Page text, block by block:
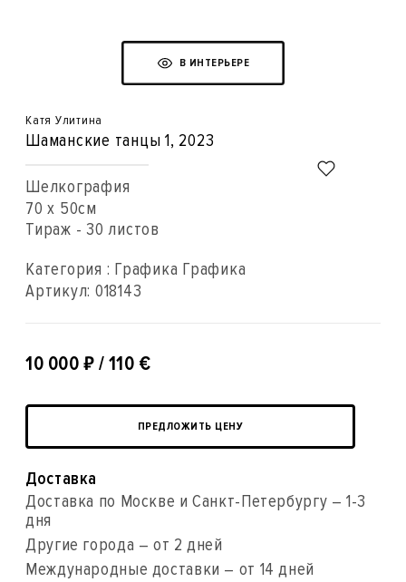
В ИНТЕРЬЕРЕ
Катя Улитина
Шаманские танцы 1, 2023
Шелкография
70 x 50см
Тираж - 30 листов
Категория : Графика Графика
Артикул: 018143
10 000 ₽ / 110 €
ПРЕДЛОЖИТЬ ЦЕНУ
Доставка
Доставка по Москве и Санкт-Петербургу – 1-3
дня
Другие города – от 2 дней
Международные доставки – от 14 дней